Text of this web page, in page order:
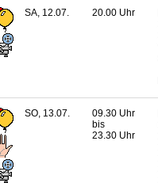
SA, 12.07. 20.00 Uhr
SO, 13.07.
09.30 Uhr
bis
23.30 Uhr